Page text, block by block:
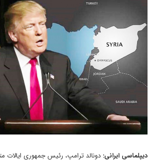
دیپلماسی ایرانی: دونالد ترامپ، رئیس جمهوری ایالات